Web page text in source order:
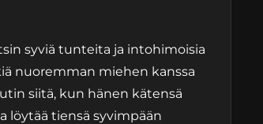
syviä tunteita ja intohimoisia
nuoremman miehen kanssa
siitä, kun hänen kätensä
löytää tiensä syvimpään